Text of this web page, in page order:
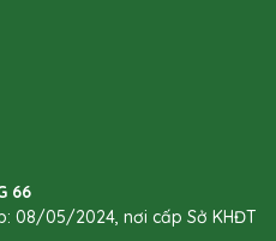
66
08/05/2024, nơi cấp Sở KHĐT